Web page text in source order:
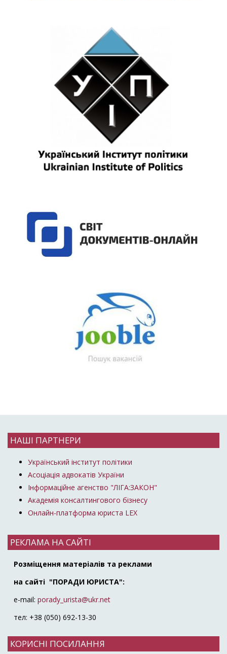
НАШІ ПАРТНЕРИ
Український інститут політики
Асоціація адвокатів України
Інформаційне агенство "ЛІГА:ЗАКОН"
Академія консалтингового бізнесу
Онлайн-платформа юриста LEX
РЕКЛАМА НА САЙТІ
Розміщення матеріалів та реклами
на сайті "ПОРАДИ ЮРИСТА":
e-mail: porady_urista@ukr.net
тел: +38 (050) 692-13-30
КОРИСНІ ПОСИЛАННЯ